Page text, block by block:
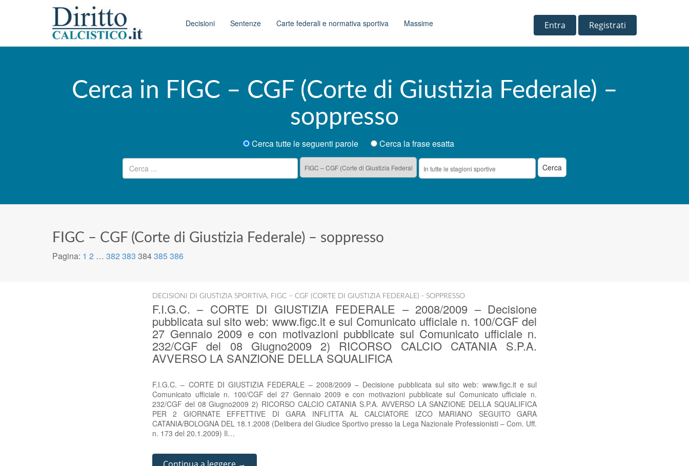
Main menu Decisioni Sentenze Carte federali e normativa sportiva Massime Entra Registrati
Cerca in FIGC – CGF (Corte di Giustizia Federale) –
soppresso
Cerca tutte le seguenti parole
Cerca la frase esatta
Ricerca per:
FIGC – CGF (Corte di Giustizia Federale) – soppresso
Pagina: 1 2 … 382 383 384385386
DECISIONI DI GIUSTIZIA SPORTIVA, FIGC – CGF (CORTE DI GIUSTIZIA FEDERALE) - SOPPRESSO
F.I.G.C. – CORTE DI GIUSTIZIA FEDERALE – 2008/2009 – Decisione
pubblicata sul sito web: www.figc.it e sul Comunicato ufficiale n. 100/CGF del
27 Gennaio 2009 e con motivazioni pubblicate sul Comunicato ufficiale n.
232/CGF del 08 Giugno2009 2) RICORSO CALCIO CATANIA S.P.A.
AVVERSO LA SANZIONE DELLA SQUALIFICA
F.I.G.C. – CORTE DI GIUSTIZIA FEDERALE – 2008/2009 – Decisione pubblicata sul sito web: www.figc.it e sul
Comunicato ufficiale n. 100/CGF del 27 Gennaio 2009 e con motivazioni pubblicate sul Comunicato ufficiale n.
232/CGF del 08 Giugno2009 2) RICORSO CALCIO CATANIA S.P.A. AVVERSO LA SANZIONE DELLA SQUALIFICA
PER 2 GIORNATE EFFETTIVE DI GARA INFLITTA AL CALCIATORE IZCO MARIANO SEGUITO GARA
CATANIA/BOLOGNA DEL 18.1.2008 (Delibera del Giudice Sportivo presso la Lega Nazionale Professionisti – Com. Uff.
n. 173 del 20.1.2009) Il…